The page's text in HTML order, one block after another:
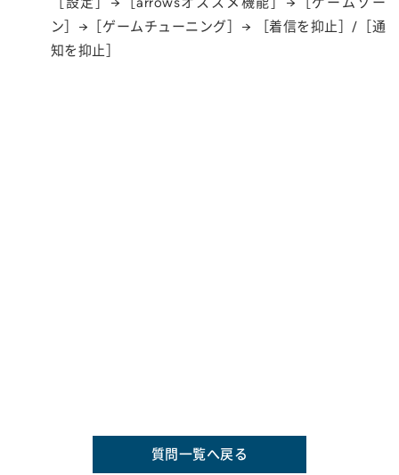
ン］→［ゲームチューニング］→ ［着信を抑止］/［通
知を抑止］
質問一覧へ戻る